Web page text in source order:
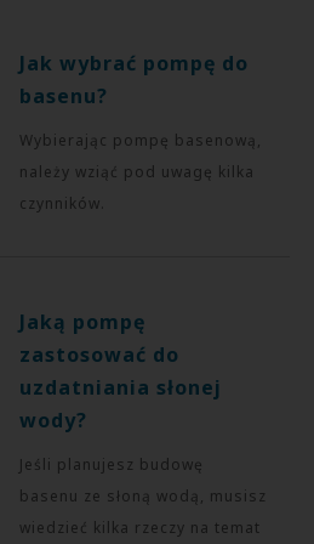
Jak wybrać pompę do
basenu?
Wybierając pompę basenową,
należy wziąć pod uwagę kilka
czynników.
Jaką pompę
zastosować do
uzdatniania słonej
wody?
Jeśli planujesz budowę
basenu ze słoną wodą, musisz
wiedzieć kilka rzeczy na temat